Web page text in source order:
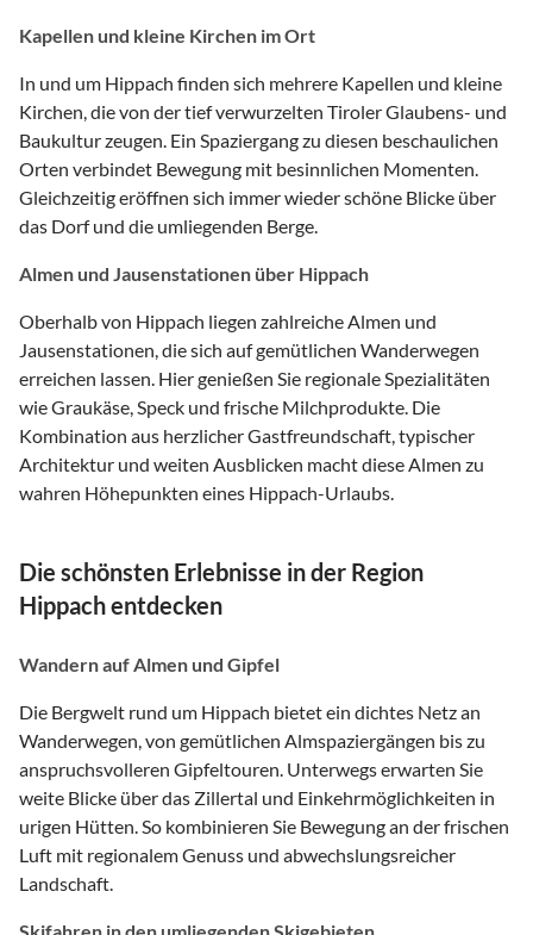
Kapellen und kleine Kirchen im Ort
In und um Hippach finden sich mehrere Kapellen und kleine
Kirchen, die von der tief verwurzelten Tiroler Glaubens- und
Baukultur zeugen. Ein Spaziergang zu diesen beschaulichen
Orten verbindet Bewegung mit besinnlichen Momenten.
Gleichzeitig eröffnen sich immer wieder schöne Blicke über
das Dorf und die umliegenden Berge.
Almen und Jausenstationen über Hippach
Oberhalb von Hippach liegen zahlreiche Almen und
Jausenstationen, die sich auf gemütlichen Wanderwegen
erreichen lassen. Hier genießen Sie regionale Spezialitäten
wie Graukäse, Speck und frische Milchprodukte. Die
Kombination aus herzlicher Gastfreundschaft, typischer
Architektur und weiten Ausblicken macht diese Almen zu
wahren Höhepunkten eines Hippach-Urlaubs.
Die schönsten Erlebnisse in der Region
Hippach entdecken
Wandern auf Almen und Gipfel
Die Bergwelt rund um Hippach bietet ein dichtes Netz an
Wanderwegen, von gemütlichen Almspaziergängen bis zu
anspruchsvolleren Gipfeltouren. Unterwegs erwarten Sie
weite Blicke über das Zillertal und Einkehrmöglichkeiten in
urigen Hütten. So kombinieren Sie Bewegung an der frischen
Luft mit regionalem Genuss und abwechslungsreicher
Landschaft.
Skifahren in den umliegenden Skigebieten